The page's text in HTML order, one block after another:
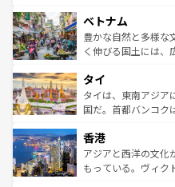
参照してほしい。
容にもいいと評判の
が味わえ
照してほしい。
き、地方に足を延ば
できる。そして、キ
まで、さまざまな韓
リティに包まれなが
覧を参照してほしい
ベトナム
豊かな自然と多様な
く伸びる国土には、
急速な発展と共に伝
ーチミン市のフラン
醸し出している。ま
とつ。フォーやバイ
ひ現地で味わいたい
が旅行者を迎えてく
タイ
タイは、東南アジア
国だ。首都バンコク
の活気が交差してい
帯で自然と触れ合い
いビーチでリゾート
香港
アジアと西洋の文化
もっている。ヴィク